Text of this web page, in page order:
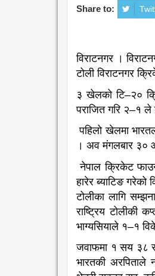
Share to:
विराटनगर ।
टोली विराटनगर
३ खेलको टि–२०
पराजित गरि २–१
पहिलो खेलमा
। अव मंगलबार ३०
नेपाल क्रिकेट
हारेर ब्याटिङ
टोलीका लागि
राष्ट्रिय टोलीकी
भाग्यसियाले १–१
जवाफमा १ सय ३८
भारतकी